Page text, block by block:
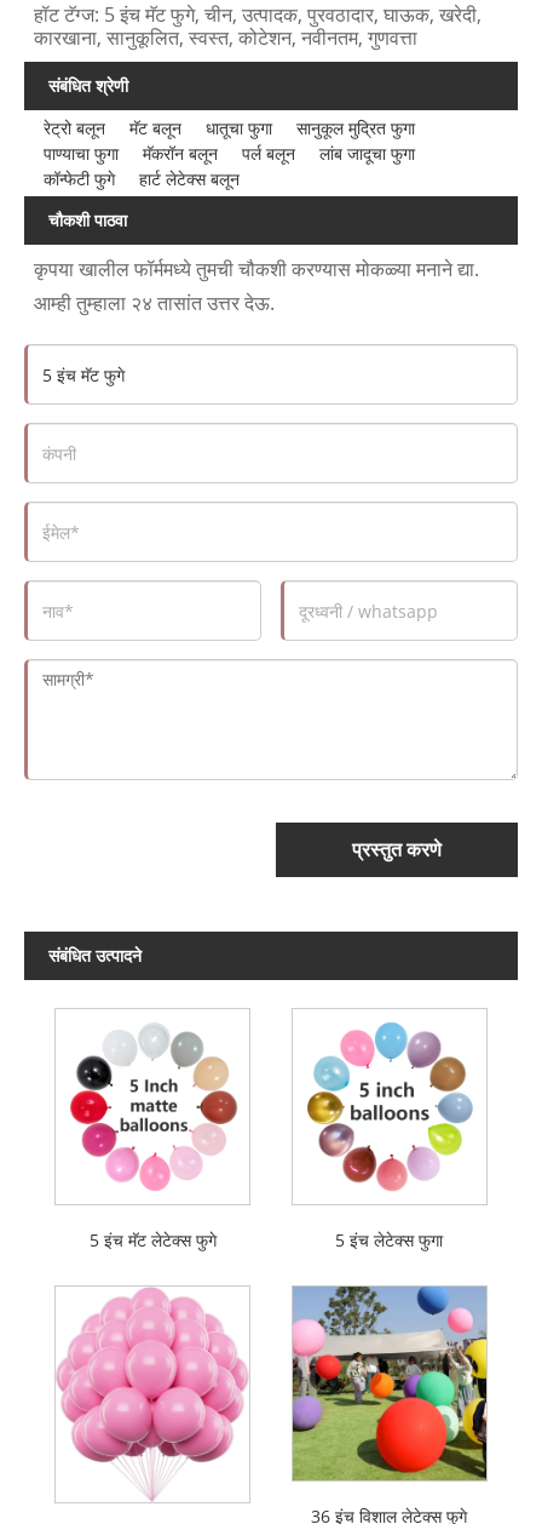
हॉट टॅग्ज: 5 इंच मॅट फुगे, चीन, उत्पादक, पुरवठादार, घाऊक, खरेदी,
कारखाना, सानुकूलित, स्वस्त, कोटेशन, नवीनतम, गुणवत्ता
संबंधित श्रेणी
रेट्रो बलून
मॅट बलून धातूचा फुगा
सानुकूल मुद्रित फुगा
पाण्याचा फुगा
मॅकरॉन बलून पर्ल बलून
लांब जादूचा फुगा
कॉन्फेटी फुगे
हार्ट लेटेक्स बलून
चौकशी पाठवा
कृपया खालील फॉर्ममध्ये तुमची चौकशी करण्यास मोकळ्या मनाने द्या.
आम्ही तुम्हाला २४ तासांत उत्तर देऊ.
प्रस्तुत करणे
संबंधित उत्पादने
5 इंच मॅट लेटेक्स फुगे 5 इंच लेटेक्स फुगा
36 इंच विशाल लेटेक्स फुगे